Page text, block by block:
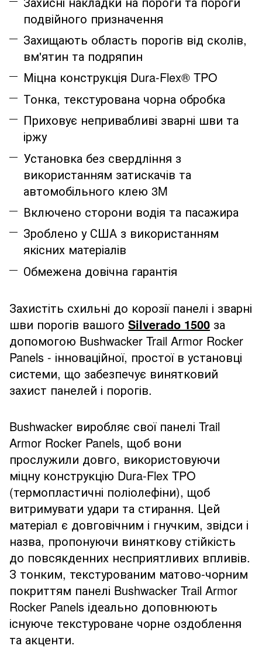
подвійного призначення
Захищають область порогів від сколів,
вм'ятин та подряпин
Міцна конструкція Dura-Flex® TPO
Тонка, текстурована чорна обробка
Приховує непривабливі зварні шви та
іржу
Установка без свердління з
використанням затискачів та
автомобільного клею 3M
Включено сторони водія та пасажира
Зроблено у США з використанням
якісних матеріалів
Обмежена довічна гарантія
Захистіть схильні до корозії панелі і зварні
шви порогів вашого Silverado 1500 за
допомогою Bushwacker Trail Armor Rocker
Panels - інноваційної, простої в установці
системи, що забезпечує винятковий
захист панелей і порогів.
Bushwacker виробляє свої панелі Trail
Armor Rocker Panels, щоб вони
прослужили довго, використовуючи
міцну конструкцію Dura-Flex TPO
(термопластичні поліолефіни), щоб
витримувати удари та стирання. Цей
матеріал є довговічним і гнучким, звідси і
назва, пропонуючи виняткову стійкість
до повсякденних несприятливих впливів.
З тонким, текстурованим матово-чорним
покриттям панелі Bushwacker Trail Armor
Rocker Panels ідеально доповнюють
існуюче текстуроване чорне оздоблення
та акценти.